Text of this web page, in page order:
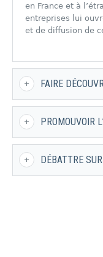
en France et à
entreprises lui
et de diffusion de
FAIRE
PROMOUVOIR
DÉBATTRE